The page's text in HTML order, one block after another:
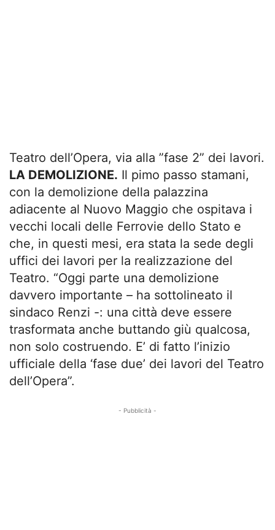
Teatro dell’Opera, via alla ”fase 2” dei lavori.
LA DEMOLIZIONE. Il pimo passo stamani,
con la demolizione della palazzina
adiacente al Nuovo Maggio che ospitava i
vecchi locali delle Ferrovie dello Stato e
che, in questi mesi, era stata la sede degli
uffici dei lavori per la realizzazione del
Teatro. “Oggi parte una demolizione
davvero importante – ha sottolineato il
sindaco Renzi -: una città deve essere
trasformata anche buttando giù qualcosa,
non solo costruendo. E’ di fatto l’inizio
ufficiale della ‘fase due’ dei lavori del Teatro
dell’Opera”.
- Pubblicità -